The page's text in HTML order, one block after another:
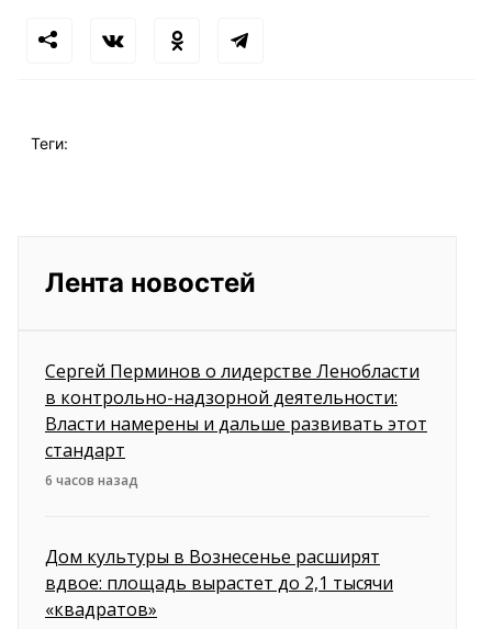
Теги:
Лента новостей
Сергей Перминов о лидерстве Ленобласти
в контрольно-надзорной деятельности:
Власти намерены и дальше развивать этот
стандарт
6 часов назад
Дом культуры в Вознесенье расширят
вдвое: площадь вырастет до 2,1 тысячи
«квадратов»